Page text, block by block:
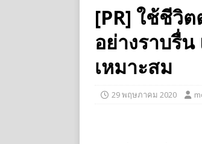
[PR] ใช้ชีวิ
อย่างราบรื่
เหมาะสม
29 พฤษภาคม 2020